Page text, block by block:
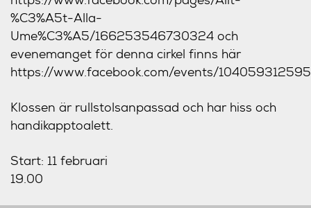
%C3%A5t-Alla-
Ume%C3%A5/166253546730324 och
evenemanget för denna cirkel finns här
https://www.facebook.com/events/
Klossen är rullstolsanpassad och har hiss och
handikapptoalett.
Start: 11 februari
19.00